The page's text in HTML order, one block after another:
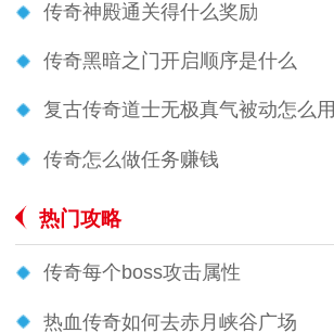
传奇神殿通关得什么奖励
传奇黑暗之门开启顺序是什么
复古传奇道士无极真气被动怎么用
传奇怎么做任务赚钱
热门攻略
传奇每个boss攻击属性
热血传奇如何去赤月峡谷广场